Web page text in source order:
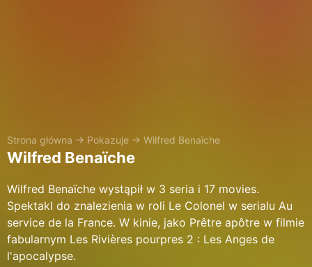
Strona główna → Pokazuje → Wilfred Benaïche
Wilfred Benaïche
Wilfred Benaïche wystąpił w 3 seria i 17 movies.
Spektakl do znalezienia w roli Le Colonel w serialu Au
service de la France. W kinie, jako Prêtre apôtre w filmie
fabularnym Les Rivières pourpres 2 : Les Anges de
l'apocalypse.